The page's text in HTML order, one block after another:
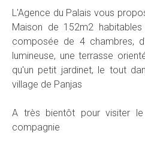
L'Agence du Palais vous
Maison de 152m2
composée de 4 chambres,
lumineuse, une terrasse
qu'un petit jardinet, le tout
village de Panjas
A très bientôt pour visiter
compagnie